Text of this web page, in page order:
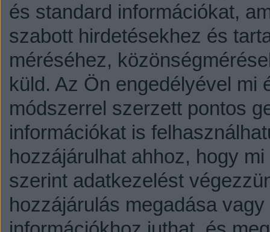
és standard információkat,
szabott hirdetésekhez és
méréséhez,
küld. Az Ön engedélyével mi
módszerrel szerzett pontos
információkat is
hozzájárulhat ahhoz, hogy
szerint adatkezelést
hozzájárulás megadása